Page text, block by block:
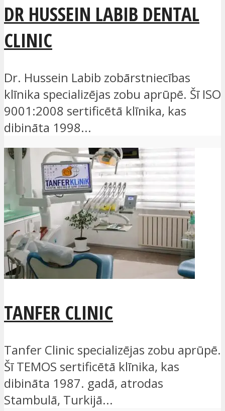
DR HUSSEIN LABIB DENTAL
CLINIC
Dr. Hussein Labib zobārstniecības
klīnika specializējas zobu aprūpē. Šī ISO
9001:2008 sertificētā klīnika, kas
dibināta 1998...
TANFER CLINIC
Tanfer Clinic specializējas zobu aprūpē.
Šī TEMOS sertificētā klīnika, kas
dibināta 1987. gadā, atrodas
Stambulā, Turkijā...